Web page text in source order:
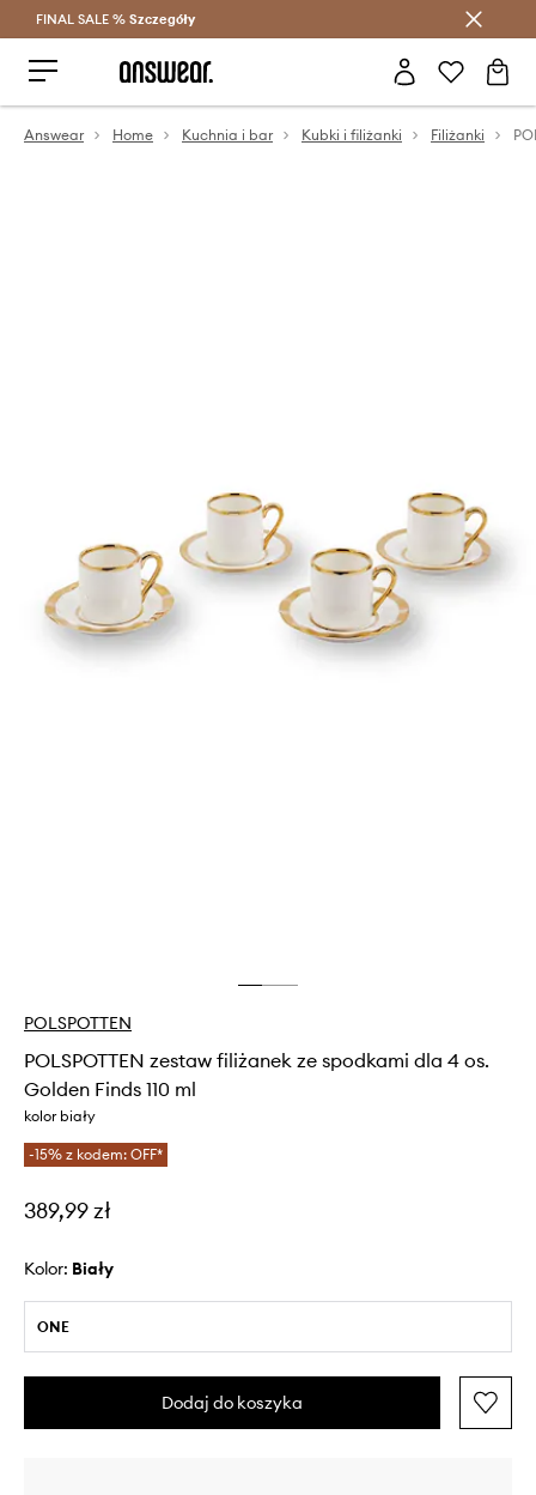
Oszczędzaj z Answear Club >
FINAL SALE % Szczegóły
Answear Home Kuchnia i bar Kubki i filiżanki Filiżanki
POLSPOTTEN
POLSPOTTEN zestaw filiżanek ze spodkami dla 4 os.
Golden Finds 110 ml
kolor biały
-15% z kodem: OFF*
389,99 zł
Kolor: biały
ONE
Dodaj do koszyka